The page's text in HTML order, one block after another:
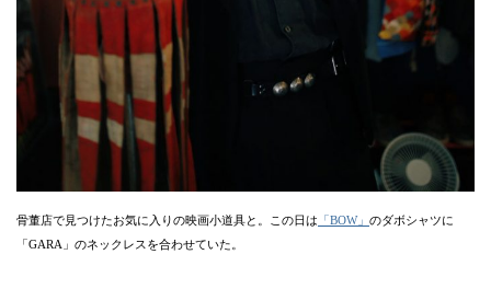
骨董店で見つけたお気に入りの映画小道具と。この日は 「BOW」 のダボシャツに
「GARA」のネックレスを合わせていた。